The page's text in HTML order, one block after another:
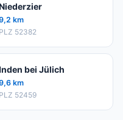
km
PLZ 52382
bei Jülich
km
PLZ 52459